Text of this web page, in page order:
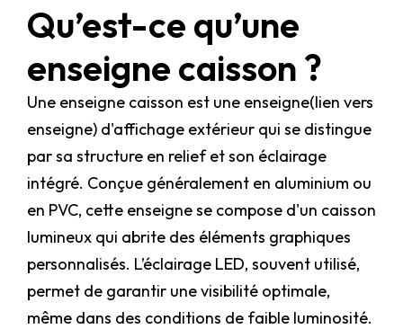
Qu’est-ce qu’une
enseigne caisson ?
Une enseigne caisson est une enseigne(lien vers
enseigne) d'affichage extérieur qui se distingue
par sa structure en relief et son éclairage
intégré. Conçue généralement en aluminium ou
en PVC, cette enseigne se compose d'un caisson
lumineux qui abrite des éléments graphiques
personnalisés. L’éclairage LED, souvent utilisé,
permet de garantir une visibilité optimale,
même dans des conditions de faible luminosité.